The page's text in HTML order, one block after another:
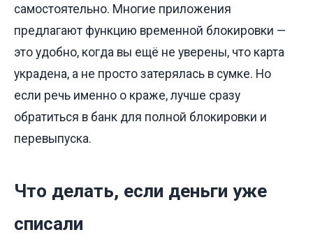
самостоятельно. Многие приложения
предлагают функцию временной блокировки —
это удобно, когда вы ещё не уверены, что карта
украдена, а не просто затерялась в сумке. Но
если речь именно о краже, лучше сразу
обратиться в банк для полной блокировки и
перевыпуска.
Что делать, если деньги уже
списали